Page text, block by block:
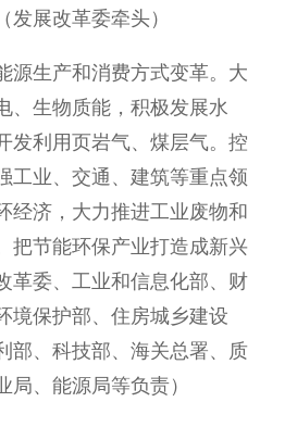
展改革委牵头）
源生产和消费方式变革。大
、生物质能，积极发展水
发利用页岩气、煤层气。控
工业、交通、建筑等重点领
经济，大力推进工业废物和
把节能环保产业打造成新兴
革委、工业和信息化部、财
境保护部、住房城乡建设
部、科技部、海关总署、质
、能源局等负责）